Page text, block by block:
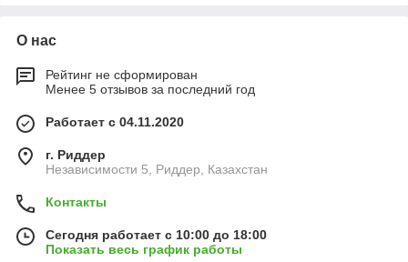
О нас
Рейтинг не сформирован
Менее 5 отзывов за последний год
Работает с 04.11.2020
г. Риддер
Независимости 5, Риддер, Казахстан
Контакты
Сегодня работает с 10:00 до 18:00
Показать весь график работы